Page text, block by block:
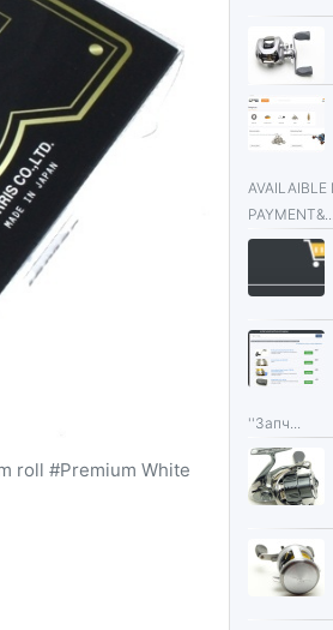
AVAILAIBLE
PAYMENT&...
''Запч...
roll #Premium White